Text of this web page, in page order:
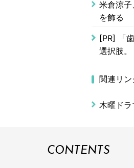
米倉涼
を飾る
[PR]
「
選択肢。
関連リン
木曜ドラ
CONTENTS